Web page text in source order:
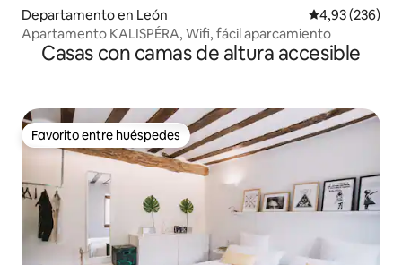
Departamento en León Calificación
4,93 (236)
Apartamento KALISPÉRA, Wifi, fácil aparcamiento
Casas con camas de altura accesible
Favorito entre huéspedes
Favorito entre huéspedes